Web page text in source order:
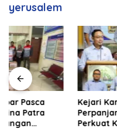
yerusalem
Kejari Karimun dan KSOP
Perpanjang Kerja Sama,
Perkuat Kepastian Hukum